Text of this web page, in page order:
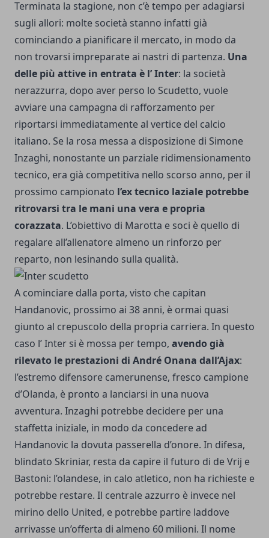
Terminata la stagione, non c’è tempo per adagiarsi
sugli allori: molte società stanno infatti già
cominciando a pianificare il mercato, in modo da
non trovarsi impreparate ai nastri di partenza. Una
delle più attive in entrata è l’ Inter: la società
nerazzurra, dopo aver perso lo Scudetto, vuole
avviare una campagna di rafforzamento per
riportarsi immediatamente al vertice del calcio
italiano. Se la rosa messa a disposizione di Simone
Inzaghi, nonostante un parziale ridimensionamento
tecnico, era già competitiva nello scorso anno, per il
prossimo campionato l’ex tecnico laziale potrebbe
ritrovarsi tra le mani una vera e propria
corazzata. L’obiettivo di Marotta e soci è quello di
regalare all’allenatore almeno un rinforzo per
reparto, non lesinando sulla qualità.
A cominciare dalla porta, visto che capitan
Handanovic, prossimo ai 38 anni, è ormai quasi
giunto al crepuscolo della propria carriera. In questo
caso l’ Inter si è mossa per tempo, avendo già
rilevato le prestazioni di André Onana dall’Ajax:
l’estremo difensore camerunense, fresco campione
d’Olanda, è pronto a lanciarsi in una nuova
avventura. Inzaghi potrebbe decidere per una
staffetta iniziale, in modo da concedere ad
Handanovic la dovuta passerella d’onore. In difesa,
blindato Skriniar, resta da capire il futuro di de Vrij e
Bastoni: l’olandese, in calo atletico, non ha richieste e
potrebbe restare. Il centrale azzurro è invece nel
mirino dello United, e potrebbe partire laddove
arrivasse un’offerta di almeno 60 milioni. Il nome